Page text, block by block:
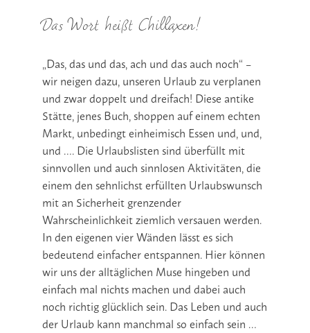
Das Wort heißt Chillaxen!
„Das, das und das, ach und das auch noch“ –
wir neigen dazu, unseren Urlaub zu verplanen
und zwar doppelt und dreifach! Diese antike
Stätte, jenes Buch, shoppen auf einem echten
Markt, unbedingt einheimisch Essen und, und,
und …. Die Urlaubslisten sind überfüllt mit
sinnvollen und auch sinnlosen Aktivitäten, die
einem den sehnlichst erfüllten Urlaubswunsch
mit an Sicherheit grenzender
Wahrscheinlichkeit ziemlich versauen werden.
In den eigenen vier Wänden lässt es sich
bedeutend einfacher entspannen. Hier können
wir uns der alltäglichen Muse hingeben und
einfach mal nichts machen und dabei auch
noch richtig glücklich sein. Das Leben und auch
der Urlaub kann manchmal so einfach sein …